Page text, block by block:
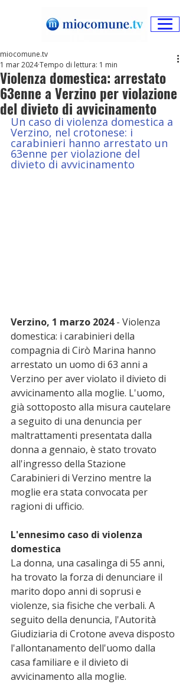
Violenza domestica: arrestato
63enne a Verzino per violazione
del divieto di avvicinamento
miocomune.tv
1 mar 2024Tempo di lettura: 1 min
Un caso di violenza domestica a
Verzino, nel crotonese: i
carabinieri hanno arrestato un
63enne per violazione del
divieto di avvicinamento
Verzino, 1 marzo 2024 - Violenza
domestica: i carabinieri della
compagnia di Cirò Marina hanno
arrestato un uomo di 63 anni a
Verzino per aver violato il divieto di
avvicinamento alla moglie. L'uomo,
già sottoposto alla misura cautelare
a seguito di una denuncia per
maltrattamenti presentata dalla
donna a gennaio, è stato trovato
all'ingresso della Stazione
Carabinieri di Verzino mentre la
moglie era stata convocata per
ragioni di ufficio.
L'ennesimo caso di violenza
domestica
La donna, una casalinga di 55 anni,
ha trovato la forza di denunciare il
marito dopo anni di soprusi e
violenze, sia fisiche che verbali. A
seguito della denuncia, l'Autorità
Giudiziaria di Crotone aveva disposto
l'allontanamento dell'uomo dalla
casa familiare e il divieto di
avvicinamento alla moglie.